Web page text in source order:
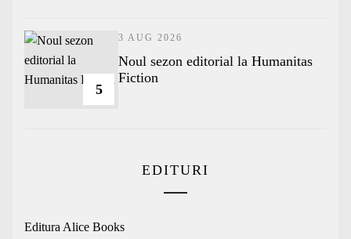
5
3 AUG 2026
​Noul sezon editorial la Humanitas
Fiction
EDITURI
Editura Alice Books